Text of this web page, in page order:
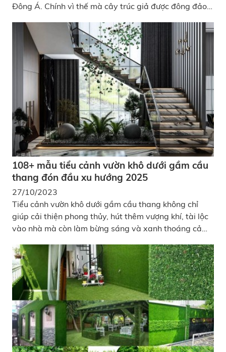
Đông Á. Chính vì thế mà cây trúc giả được đông đảo
nội - ngoại thất ngôi nhà của mình. Hãy cùng
Xanhvina tìm hiểu thêm về các mẫu cây trúc nhân tạo
đẹp nhất hiện nay trong bài viết này nhé!
108+ mẫu tiểu cảnh vườn khô dưới gầm cầu
thang đón đầu xu hướng 2025
27/10/2023
Tiểu cảnh vườn khô dưới gầm cầu thang không chỉ
giúp cải thiện phong thủy, hút thêm vượng khí, tài lộc
vào nhà mà còn làm bừng sáng và xanh thoáng cả
Bạn không tin ư? Vậy thì cùng kiểm chứng nhé!